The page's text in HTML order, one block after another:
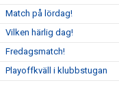
Match på lördag!
Vilken härlig dag!
Fredagsmatch!
Playoffkväll i klubbstugan